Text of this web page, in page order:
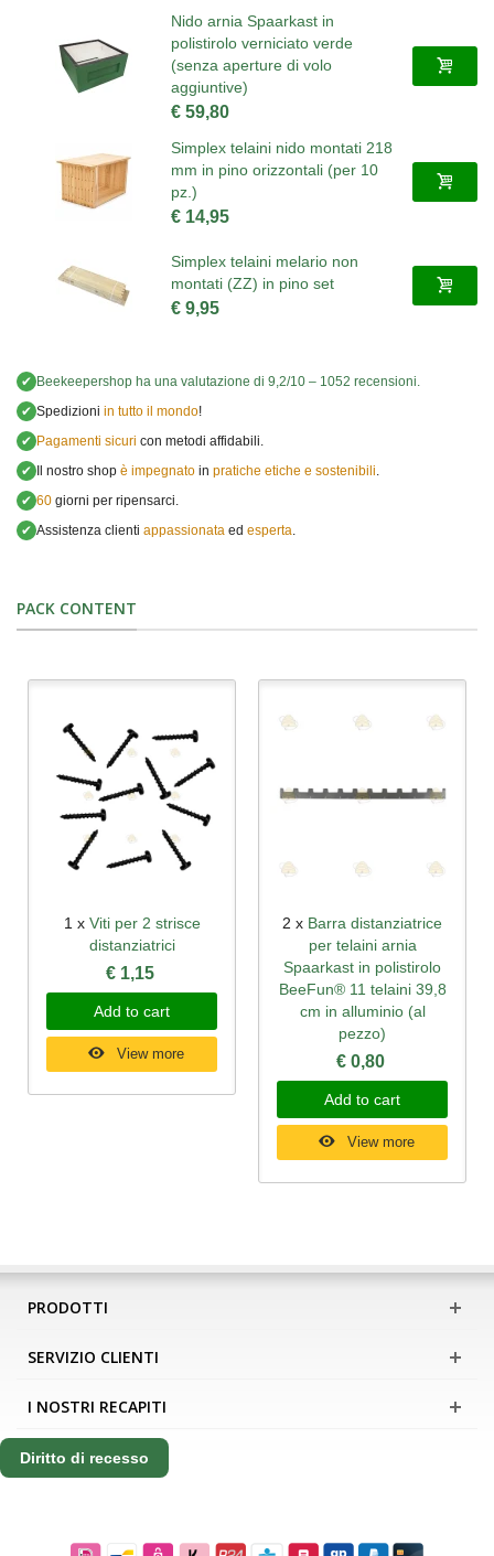
Nido arnia Spaarkast in
polistirolo verniciato verde
(senza aperture di volo
aggiuntive)
€ 59,80
Simplex telaini nido montati 218
mm in pino orizzontali (per 10
pz.)
€ 14,95
Simplex telaini melario non
montati (ZZ) in pino set
€ 9,95
✔ Beekeepershop ha una valutazione di 9,2/10 – 1052 recensioni.
✔ Spedizioni in tutto il mondo!
✔ Pagamenti sicuri con metodi affidabili.
✔ Il nostro shop è impegnato in pratiche etiche e sostenibili
✔ 60 giorni per ripensarci.
✔ Assistenza clienti appassionata ed esperta
PACK CONTENT
1 x Viti per 2 strisce
distanziatrici
€ 1,15
Add to cart
View more
2 x Barra distanziatrice
per telaini arnia
Spaarkast in polistirolo
BeeFun® 11 telaini 39,8
cm in alluminio (al
pezzo)
€ 0,80
Add to cart
View more
PRODOTTI
SERVIZIO CLIENTI
I NOSTRI RECAPITI
Diritto di recesso